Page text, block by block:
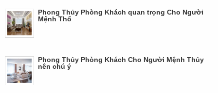
Phong Thủy Phòng Khách quan trọng Cho Người
Mệnh Thổ
Phong Thủy Phòng Khách Cho Người Mệnh Thủy
nên chú ý